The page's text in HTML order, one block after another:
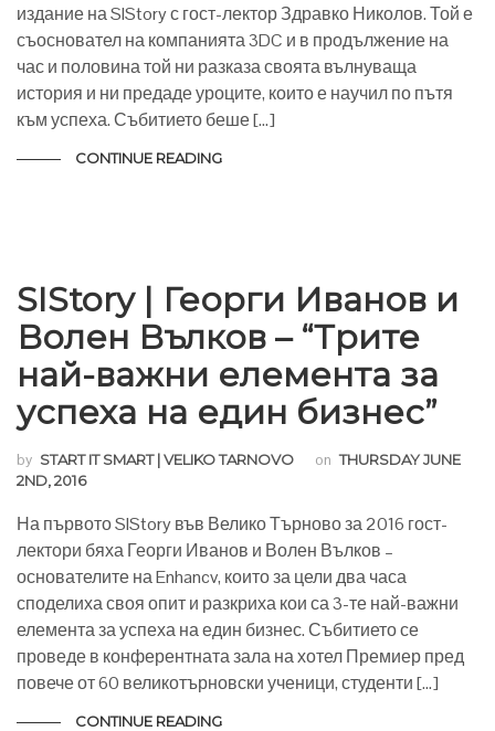
издание на SIStory с гост-лектор Здравко Николов. Той е
съосновател на компанията 3DC и в продължение на
час и половина той ни разказа своята вълнуваща
история и ни предаде уроците, които е научил по пътя
към успеха. Събитието беше […]
CONTINUE READING
SIStory | Георги Иванов и
Волен Вълков – “Трите
най-важни елемента за
успеха на един бизнес”
by START IT SMART | VELIKO TARNOVO on THURSDAY JUNE
2ND, 2016
На първото SIStory във Велико Търново за 2016 гост-
лектори бяха Георги Иванов и Волен Вълков –
основателите на Enhancv, които за цели два часа
споделиха своя опит и разкриха кои са 3-те най-важни
елемента за успеха на един бизнес. Събитието се
проведе в конферентната зала на хотел Премиер пред
повече от 60 великотърновски ученици, студенти […]
CONTINUE READING